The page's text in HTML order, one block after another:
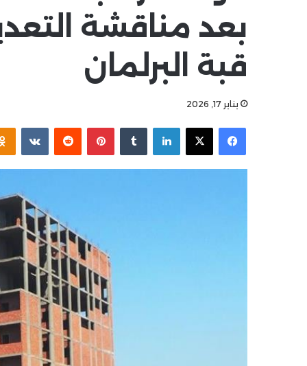
بعد مناقشة
قبة البرلمان
يناير 17, 2026
فيسبوك
‫X لينكدإن بينتيريست